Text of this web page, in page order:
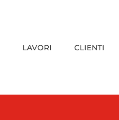
LAVORI CLIENTI